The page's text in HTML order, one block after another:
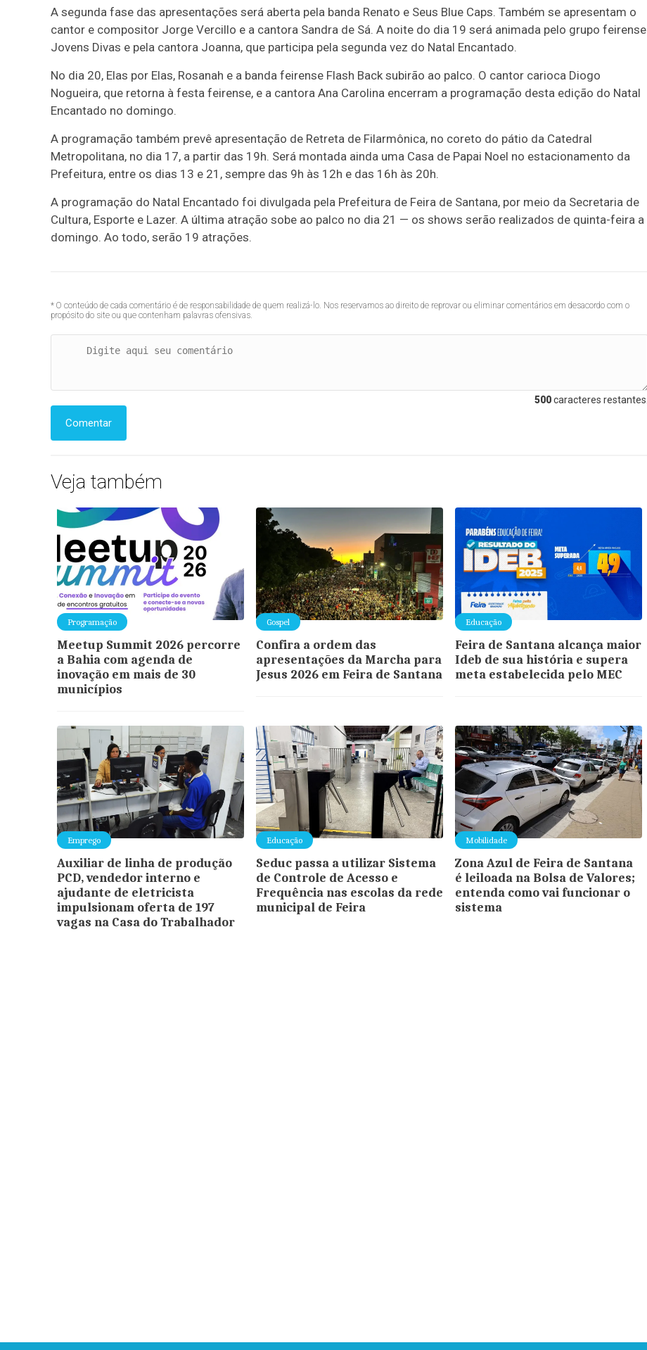
A segunda fase das apresentações será aberta pela banda Renato e Seus Blue Caps. Também se apresentam o
cantor e compositor Jorge Vercillo e a cantora Sandra de Sá. A noite do dia 19 será animada pelo grupo feirense
Jovens Divas e pela cantora Joanna, que participa pela segunda vez do Natal Encantado.
No dia 20, Elas por Elas, Rosanah e a banda feirense Flash Back subirão ao palco. O cantor carioca Diogo
Nogueira, que retorna à festa feirense, e a cantora Ana Carolina encerram a programação desta edição do Natal
Encantado no domingo.
A programação também prevê apresentação de Retreta de Filarmônica, no coreto do pátio da Catedral
Metropolitana, no dia 17, a partir das 19h. Será montada ainda uma Casa de Papai Noel no estacionamento da
Prefeitura, entre os dias 13 e 21, sempre das 9h às 12h e das 16h às 20h.
A programação do Natal Encantado foi divulgada pela Prefeitura de Feira de Santana, por meio da Secretaria de
Cultura, Esporte e Lazer. A última atração sobe ao palco no dia 21 — os shows serão realizados de quinta-feira a
domingo. Ao todo, serão 19 atrações.
* O conteúdo de cada comentário é de responsabilidade de quem realizá-lo. Nos reservamos ao direito de reprovar ou eliminar comentários em desacordo com o
propósito do site ou que contenham palavras ofensivas.
500caracteres restantes.
Comentar
Veja também
Programação
Meetup Summit 2026 percorre
a Bahia com agenda de
inovação em mais de 30
municípios
Gospel
Confira a ordem das
apresentações da Marcha para
Jesus 2026 em Feira de Santana
Educação
Feira de Santana alcança maior
Ideb de sua história e supera
meta estabelecida pelo MEC
Emprego
Auxiliar de linha de produção
PCD, vendedor interno e
ajudante de eletricista
impulsionam oferta de 197
vagas na Casa do Trabalhador
Educação
Seduc passa a utilizar Sistema
de Controle de Acesso e
Frequência nas escolas da rede
municipal de Feira
Mobilidade
Zona Azul de Feira de Santana
é leiloada na Bolsa de Valores;
entenda como vai funcionar o
sistema